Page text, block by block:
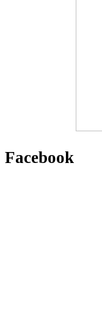
Facebook